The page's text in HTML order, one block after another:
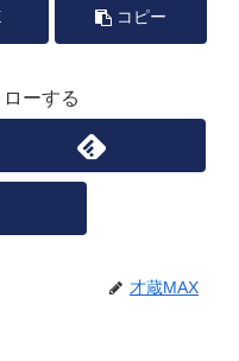
コピー
ーする
才蔵MAX